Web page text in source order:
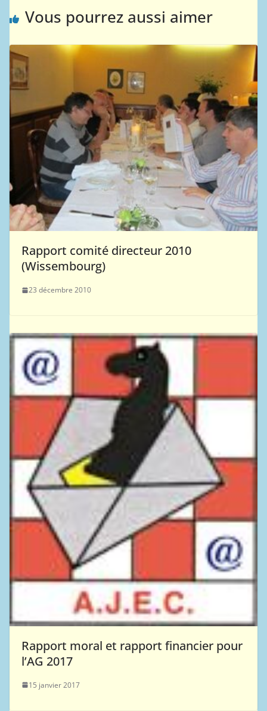
Vous pourrez aussi aimer
Rapport comité directeur 2010
(Wissembourg)
23 décembre 2010
Rapport moral et rapport financier pour
l’AG 2017
15 janvier 2017